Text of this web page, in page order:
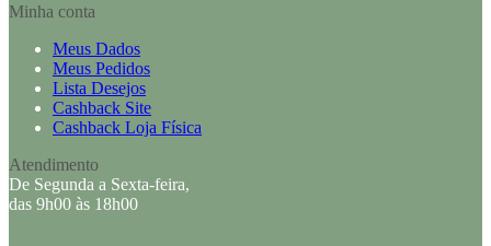
Minha conta
Meus Dados
Meus Pedidos
Lista Desejos
Cashback Site
Cashback Loja Física
Atendimento
De Segunda a Sexta-feira,
das 9h00 às 18h00